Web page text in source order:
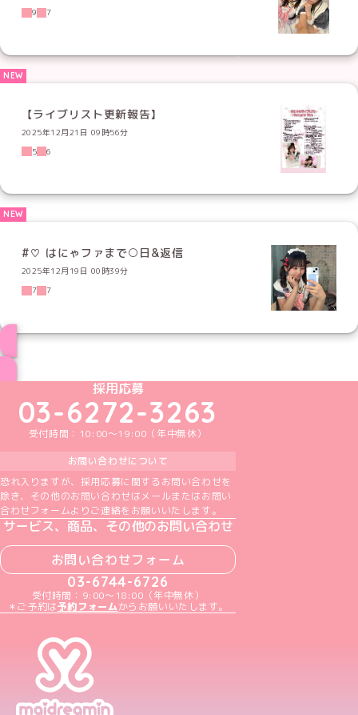
9
7
【ライブリスト更新報告】
2025年12月21日 09時56分
5
6
#♡ はにゃファまで○日&返信
2025年12月19日 00時39分
7
7
めいどりーみんTikTok公式アカウント
めいどりーみんX公式アカウント
めいどりーみんInstagram公式アカウント
めいどりーみんFacebook公式アカウン
めいどりーみんYouTube公式アカ
採用応募
03-6272-3263
受付時間：10:00～19:00（年中無休）
お問い合わせについて
恐れ入りますが、採用応募に関するお問い合わせを
除き、その他のお問い合わせはメールまたはお問い
合わせフォームよりご連絡をお願いいたします。
サービス、商品、その他のお問い合わせ
お問い合わせフォーム
03-6744-6726
受付時間：9:00～18:00（年中無休）
＊ご予約は予約フォームからお願いいたします。